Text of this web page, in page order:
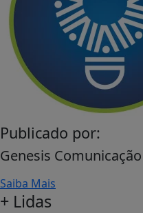
Publicado por:
Genesis Comunicação
Saiba Mais
+ Lidas